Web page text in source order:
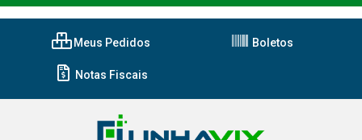
Meus Pedidos Boletos
Notas Fiscais